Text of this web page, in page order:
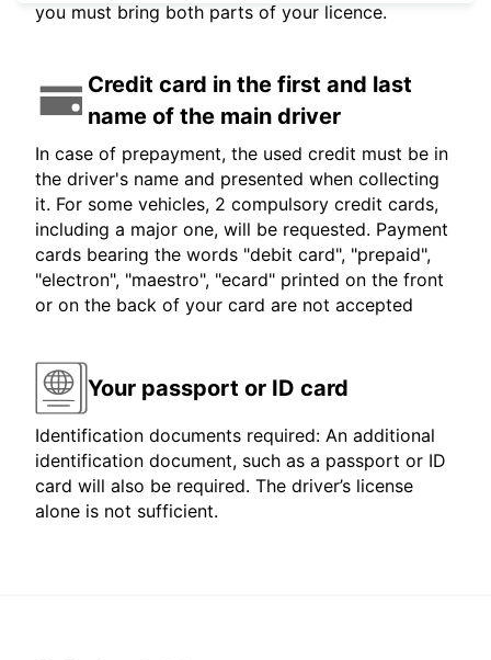
you must bring both parts of your licence.
Credit card in the first and last
name of the main driver
In case of prepayment, the used credit must be in
the driver's name and presented when collecting
it. For some vehicles, 2 compulsory credit cards,
including a major one, will be requested. Payment
cards bearing the words "debit card", "prepaid",
"electron", "maestro", "ecard" printed on the front
or on the back of your card are not accepted
Your passport or ID card
Identification documents required: An additional
identification document, such as a passport or ID
card will also be required. The driver’s license
alone is not sufficient.